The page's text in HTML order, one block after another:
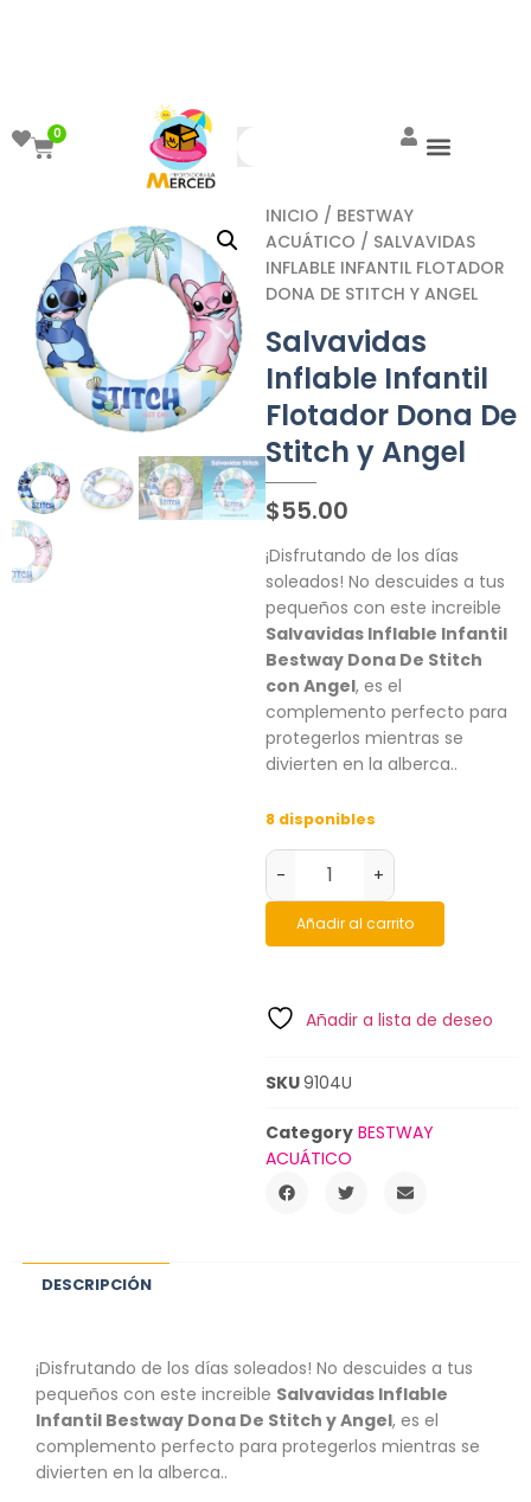
0
INICIO / BESTWAY
ACUÁTICO / SALVAVIDAS
INFLABLE INFANTIL FLOTADOR
DONA DE STITCH Y ANGEL
Salvavidas
Inflable Infantil
Flotador Dona De
Stitch y Angel
$55.00
¡Disfrutando de los días
soleados! No descuides a tus
pequeños con este increible
Salvavidas Inflable Infantil
Bestway Dona De Stitch
con Angel, es el
complemento perfecto para
protegerlos mientras se
divierten en la alberca..
8 disponibles
- +
Añadir al carrito
Añadir a lista de deseo
SKU9104U
Category BESTWAY
ACUÁTICO
DESCRIPCIÓN
¡Disfrutando de los días soleados! No descuides a tus
pequeños con este increible Salvavidas Inflable
Infantil Bestway Dona De Stitch y Angel, es el
complemento perfecto para protegerlos mientras se
divierten en la alberca..